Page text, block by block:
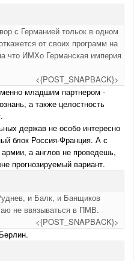
с Германией тольок в одном
от своих программ на
что ИМХо Германская империя
<{POST_SNAPBACK}>
младшим партнером -
а также целостность
держав не особо интересно
блок Россия-Франция. А с
а англов не проведешь,
прогнозируемый вариант.
и Балк, и Банщиков
не ввязываться в ПМВ.
<{POST_SNAPBACK}>